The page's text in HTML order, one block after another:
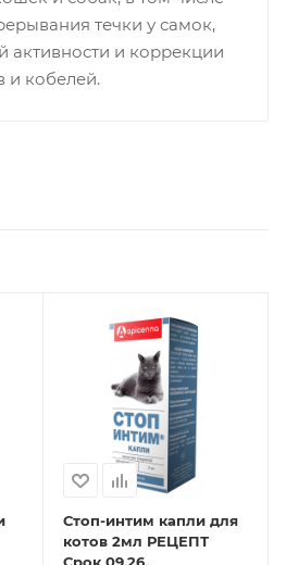
течки у самок,
активности и коррекции
и кобелей.
Стоп-интим капли для
котов 2мл РЕЦЕПТ